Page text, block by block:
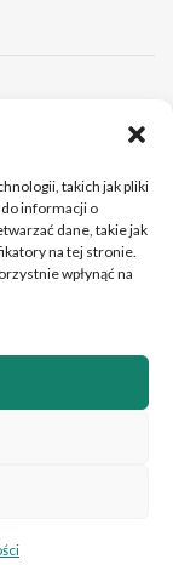
takich jak pliki
informacji o
dane, takie jak
na tej stronie.
wpłynąć na
Onkologii